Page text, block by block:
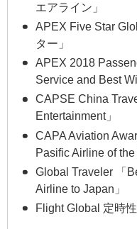
エアライン」
APEX Five Star
ター」
APEX 2018
Service and Best
CAPSE China
Entertainment」
CAPA Aviation
Pasific Airline of the
Global Traveler 「
Airline to Japan」
Flight Global 定時